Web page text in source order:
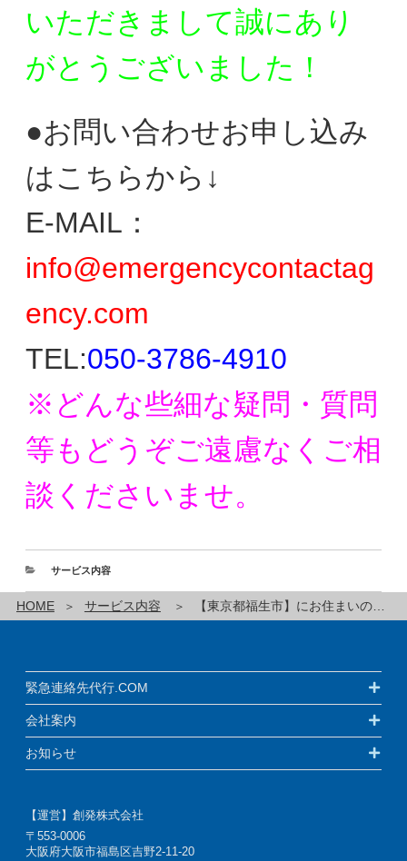
いただきまして誠にあり
がとう ございました！
●お問い合わせお申し込み
はこちらから↓
E-MAIL：
info@emergencycontactag
ency.com
TEL:050-3786-4910
※どんな些細な疑問・質問
等もどうぞご遠慮なく ご相
談くださいませ。
サービス内容
HOME サービス内容 【東京都福生市】にお住まいの方の緊急連絡先代行サービスです！
緊急連絡先代行.COM
会社案内
お知らせ
【運営】創発株式会社
〒553-0006
大阪府大阪市福島区吉野2-11-20